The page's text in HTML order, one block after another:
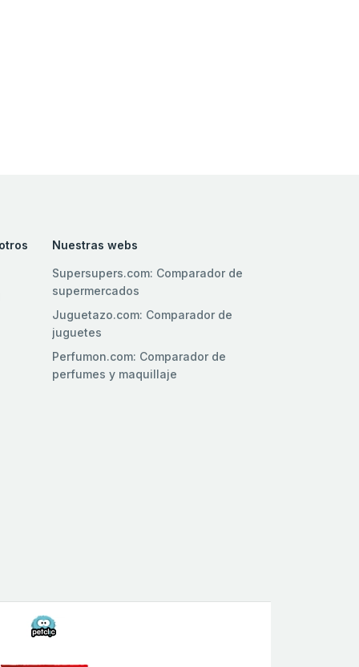
Nuestras webs
Supersupers.com: Comparador de
supermercados
Juguetazo.com: Comparador de
juguetes
Perfumon.com: Comparador de
perfumes y maquillaje